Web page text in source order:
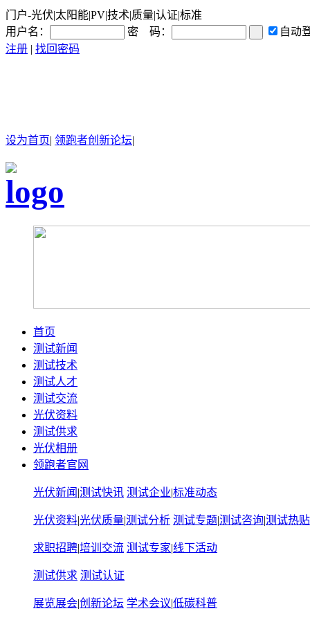
门户-光伏|太阳能|PV|技术|质量|认证|标准
用户名：
密 码：
自动
注册 | 找回密码
设为首页| 领跑者创新论坛|
首页
测试新闻
测试技术
测试人才
测试交流
光伏资料
测试供求
光伏相册
领跑者官网
光伏新闻 |测试快讯 测试企业|标准动态
光伏资料|光伏质量|测试分析 测试专题|测试咨询|测试热贴
求职招聘|培训交流 测试专家|线下活动
测试供求 测试认证
展览展会|创新论坛 学术会议|低碳科普